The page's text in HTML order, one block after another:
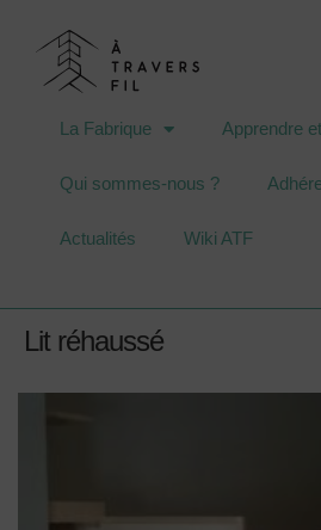
La Fabrique Apprendre
Qui sommes-nous ?
Actualités Wiki ATF
Lit réhaussé